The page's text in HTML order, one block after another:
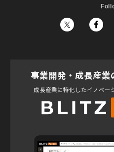
事業開発・成長産
成長産業に特化したイノベー